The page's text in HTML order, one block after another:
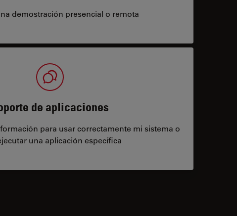
demostración presencial o remota
de aplicaciones
para usar correctamente mi sistema o
una aplicación específica
contacts